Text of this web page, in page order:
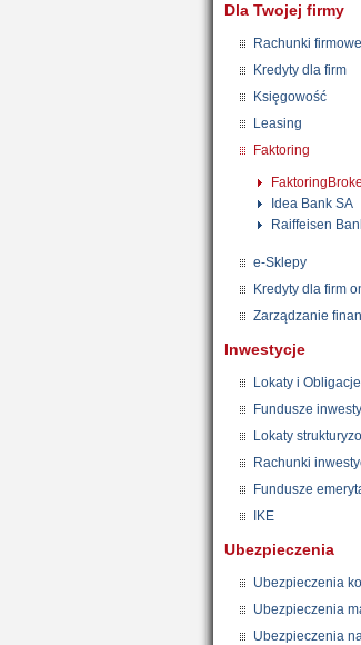
Dla Twojej firmy
Rachunki firmowe
Kredyty dla firm
Księgowość
Leasing
Faktoring
Idea Bank SA
Raiffeisen
e-Sklepy
Kredyty dla firm
Zarządzanie
Inwestycje
Lokaty i Obligacje
Fundusze
Lokaty
Rachunki
Fundusze
IKE
Ubezpieczenia
Ubezpieczenia
Ubezpieczenia
Ubezpieczenia